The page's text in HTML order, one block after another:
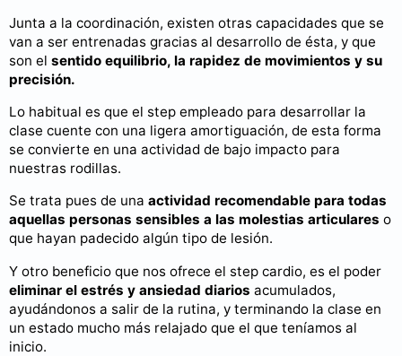
Junta a la coordinación, existen otras capacidades que se
van a ser entrenadas gracias al desarrollo de ésta, y que
son el sentido equilibrio, la rapidez de movimientos y su
precisión.
Lo habitual es que el step empleado para desarrollar la
clase cuente con una ligera amortiguación, de esta forma
se convierte en una actividad de bajo impacto para
nuestras rodillas.
Se trata pues de una actividad recomendable para todas
aquellas personas sensibles a las molestias articulares o
que hayan padecido algún tipo de lesión.
Y otro beneficio que nos ofrece el step cardio, es el poder
eliminar el estrés y ansiedad diarios acumulados,
ayudándonos a salir de la rutina, y terminando la clase en
un estado mucho más relajado que el que teníamos al
inicio.